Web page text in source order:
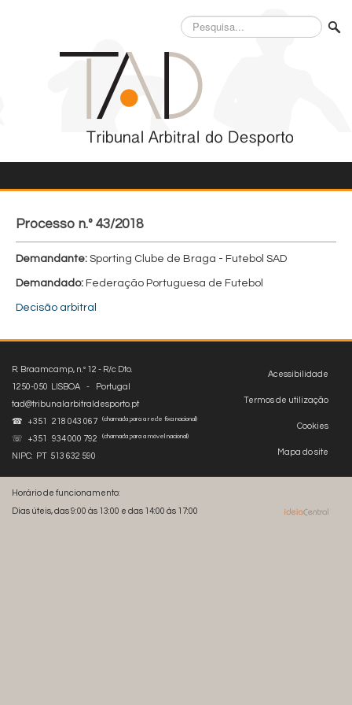
Pesquisa...
Processo n.º 43/2018
Demandante: Sporting Clube de Braga - Futebol SAD
Demandado: Federação Portuguesa de Futebol
Decisão arbitral
Acessibilidade
Termos de utilização
Cookies
Mapa do site
R. Braamcamp, n.º 12 - R/c Dto.
1250-050 LISBOA - Portugal
tad@tribunalarbitraldesporto.pt
☎ +351 218 043 067
(chamada para a rede fixa nacional)
☏ +351 934 000 792 (chamada para a móvel nacional)
NIPC: PT 513 632 590
Horário de funcionamento:
Dias úteis, das 9:00 às 13:00 e das 14:00 às 17:00